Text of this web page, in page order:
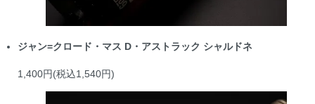
ジャン=クロード・マス D・アストラック シャルドネ
1,400円(税込1,540円)